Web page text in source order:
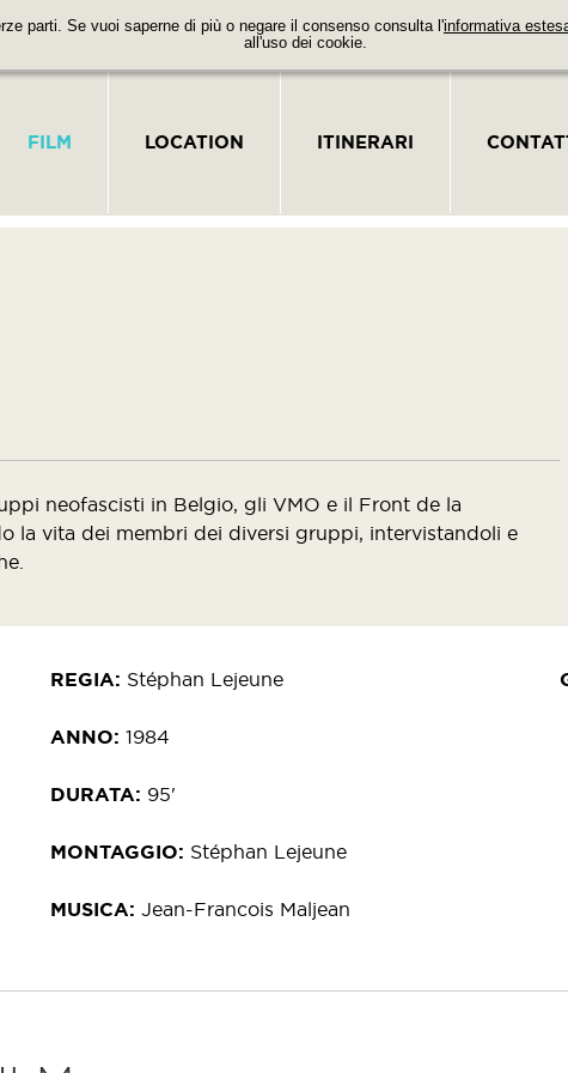
parti. Se vuoi saperne di più o negare il consenso consulta l'informativa
all'uso dei cookie.
FILM LOCATION ITINERARI
neofascisti in Belgio, gli VMO e il Front de la
la vita dei membri dei diversi gruppi, intervistandoli e
REGIA Stéphan Lejeune
ANNO 1984
DURATA 95'
MONTAGGIO Stéphan Lejeune
MUSICA Jean-Francois Maljean